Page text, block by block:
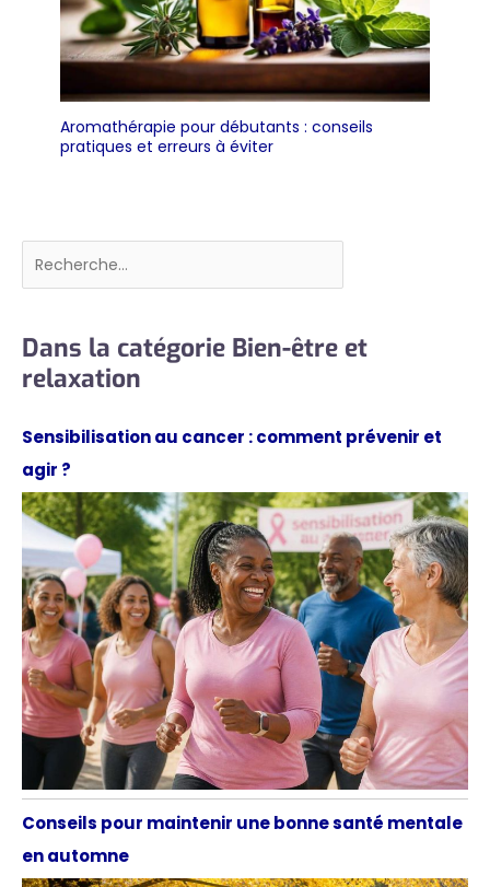
Aromathérapie pour débutants : conseils
pratiques et erreurs à éviter
Rechercher
Dans la catégorie Bien-être et
relaxation
Sensibilisation au cancer : comment prévenir et
agir ?
Conseils pour maintenir une bonne santé mentale
en automne